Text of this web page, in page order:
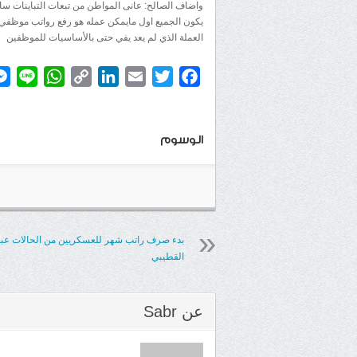
واضاف الصالح: ‏عانى المواطن من تبعات
يكون الجميع اول مايمكن عمله هو رفع رواتب موظفي
العملة الذي لم يعد يفي حتى بالأساسيات للموظفين
Facebook
Twitter
Email
LinkedIn
Copy
الوسوم
بدء صرف راتب شهر للعسكريين من الحالات
القطيبي
عن Sabr